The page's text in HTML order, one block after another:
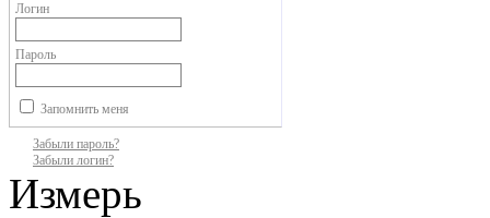
Логин
Пароль
Запомнить меня
Забыли пароль?
Забыли логин?
Измерь